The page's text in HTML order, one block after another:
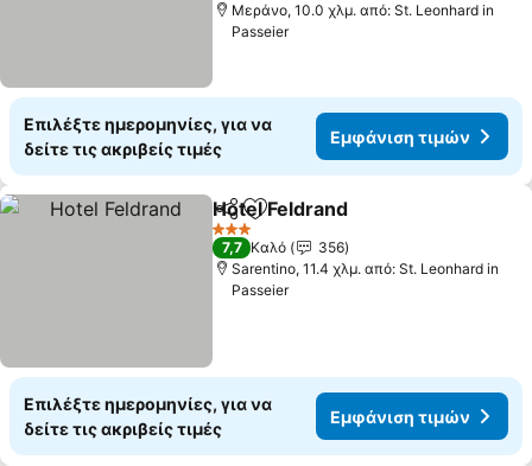
Μεράνο, 10.0 χλμ. από: St. Leonhard in
Passeier
Επιλέξτε ημερομηνίες, για να
δείτε τις ακριβείς τιμές
Εμφάνιση τιμών
Κοινοποίηση
Προσθήκη στα αγαπημένα
Hotel Feldrand
3 Αστέρια
7,7 Καλό
356
Sarentino, 11.4 χλμ. από: St. Leonhard in
Passeier
Επιλέξτε ημερομηνίες, για να
δείτε τις ακριβείς τιμές
Εμφάνιση τιμών